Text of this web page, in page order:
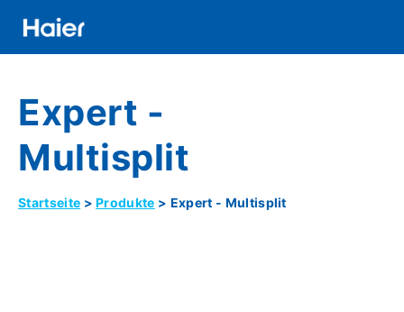
zum
Inhalt
Expert -
Multisplit
Startseite Produkte Expert - Multisplit